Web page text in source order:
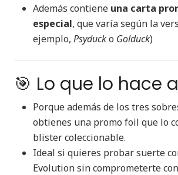
Además contiene una carta
especial, que varía según la
ejemplo, Psyducko Golduck)
🎯 Lo que lo hace
Porque además de los tres
obtienes una promo foil que lo
blister coleccionable.
Ideal si quieres probar suerte
Evolution sin comprometerte